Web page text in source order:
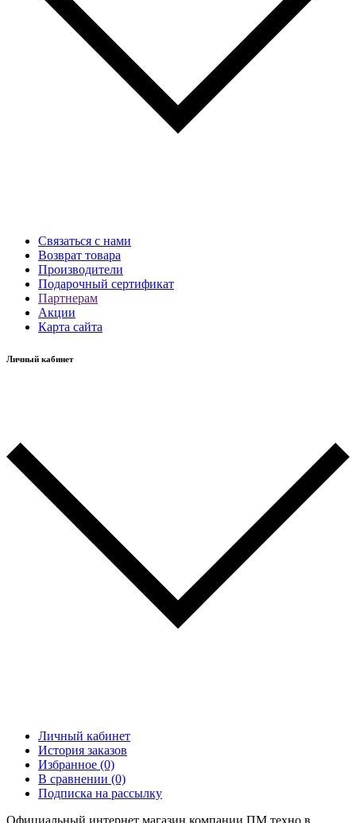
Связаться с нами
Возврат товара
Производители
Подарочный сертификат
Партнерам
Акции
Карта сайта
Личный кабинет
Личный кабинет
История заказов
Избранное (0)
В сравнении (0)
Подписка на рассылку
Официальный интернет магазин компании ПМ техно в